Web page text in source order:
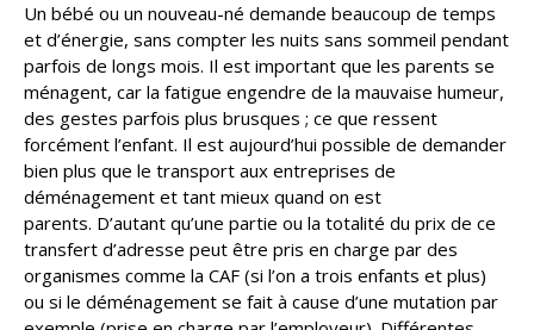
Un bébé ou un nouveau-né demande beaucoup de temps
et d’énergie, sans compter les nuits sans sommeil pendant
parfois de longs mois. Il est important que les parents se
ménagent, car la fatigue engendre de la mauvaise humeur,
des gestes parfois plus brusques ; ce que ressent
forcément l’enfant. Il est aujourd’hui possible de demander
bien plus que le transport aux entreprises de
déménagement et tant mieux quand on est
parents. D’autant qu’une partie ou la totalité du prix de ce
transfert d’adresse peut être pris en charge par des
organismes comme la CAF (si l’on a trois enfants et plus)
ou si le déménagement se fait à cause d’une mutation par